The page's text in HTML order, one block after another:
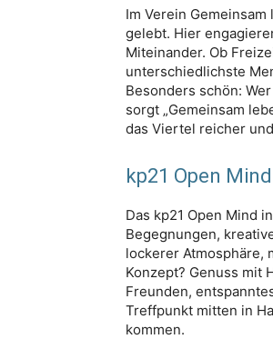
Im Verein
gelebt. Hier
Miteinander. Ob
unterschiedlichste
Besonders schön:
sorgt „Gemeinsam
das Viertel reicher
kp21 Open Mind
Das kp21 Open Mind
Begegnungen,
lockerer Atmosphäre,
Konzept? Genuss mit
Freunden,
Treffpunkt mitten in
kommen.